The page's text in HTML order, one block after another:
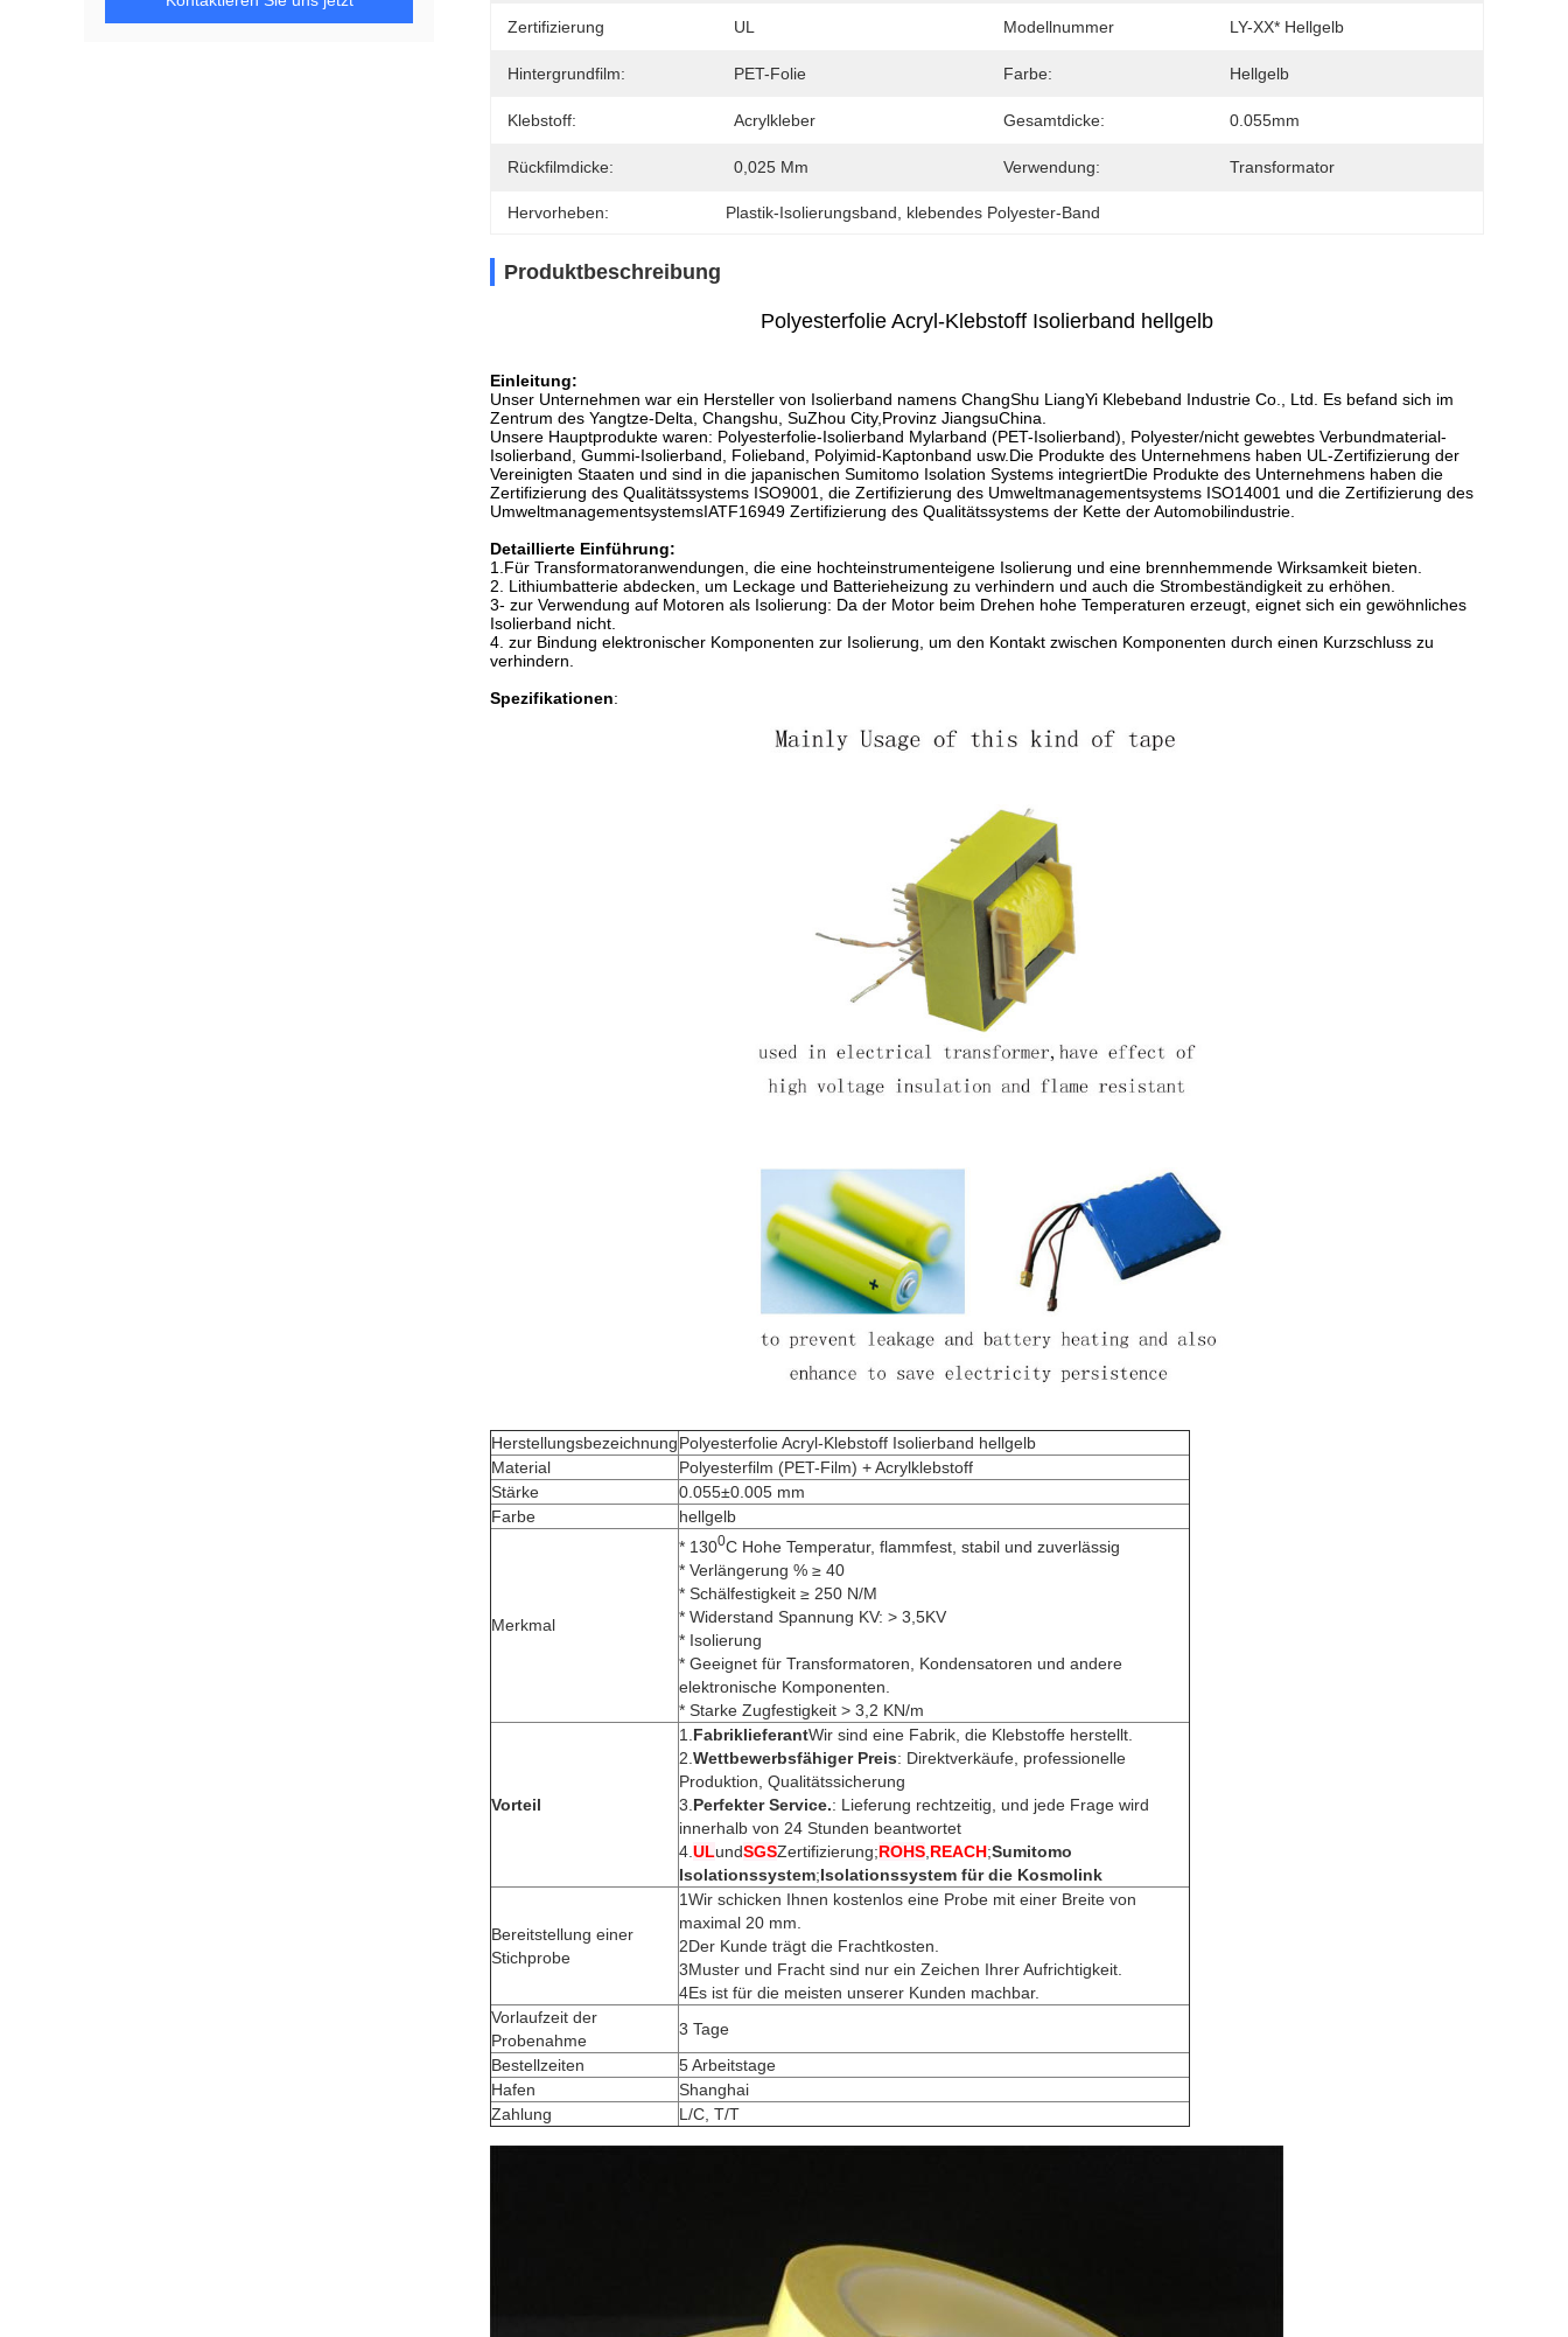
Zertifizierung UL Modellnummer LY-XX* Hellgelb
Hintergrundfilm: PET-Folie Farbe: Hellgelb
Klebstoff: Acrylkleber Gesamtdicke: 0.055mm
Rückfilmdicke: 0,025 Mm Verwendung: Transformator
Hervorheben: Plastik-Isolierungsband klebendes Polyester-Band
Produktbeschreibung
Polyesterfolie Acryl-Klebstoff Isolierband hellgelb
Einleitung:
Unser Unternehmen war ein Hersteller von Isolierband namens ChangShu LiangYi Klebeband Industrie Co., Ltd. Es befand sich im
Zentrum des Yangtze-Delta, Changshu, SuZhou City,Provinz JiangsuChina.
Unsere Hauptprodukte waren: Polyesterfolie-Isolierband Mylarband (PET-Isolierband), Polyester/nicht gewebtes Verbundmaterial-
Isolierband, Gummi-Isolierband, Folieband, Polyimid-Kaptonband usw.Die Produkte des Unternehmens haben UL-Zertifizierung der
Vereinigten Staaten und sind in die japanischen Sumitomo Isolation Systems integriertDie Produkte des Unternehmens haben die
Zertifizierung des Qualitätssystems ISO9001, die Zertifizierung des Umweltmanagementsystems ISO14001 und die Zertifizierung des
UmweltmanagementsystemsIATF16949 Zertifizierung des Qualitätssystems der Kette der Automobilindustrie.
Detaillierte Einführung:
1. Für Transformatoranwendungen, die eine hochteinstrumenteigene Isolierung und eine brennhemmende Wirksamkeit bieten.
2. Lithiumbatterie abdecken, um Leckage und Batterieheizung zu verhindern und auch die Strombeständigkeit zu erhöhen.
3- zur Verwendung auf Motoren als Isolierung: Da der Motor beim Drehen hohe Temperaturen erzeugt, eignet sich ein gewöhnliches
Isolierband nicht.
4. zur Bindung elektronischer Komponenten zur Isolierung, um den Kontakt zwischen Komponenten durch einen Kurzschluss zu
verhindern.
Spezifikationen:
HerstellungsbezeichnungPolyesterfolie Acryl-Klebstoff Isolierband hellgelb
Material
Polyesterfilm (PET-Film) + Acrylklebstoff
Stärke
0.055±0.005 mm
Farbe
hellgelb
Merkmal
* 1300C Hohe Temperatur, flammfest, stabil und zuverlässig
* Verlängerung % ≥ 40
* Schälfestigkeit ≥ 250 N/M
* Widerstand Spannung KV: > 3,5KV
* Isolierung
* Geeignet für Transformatoren, Kondensatoren und andere
elektronische Komponenten.
* Starke Zugfestigkeit > 3,2 KN/m
Vorteil
1. FabriklieferantWir sind eine Fabrik, die Klebstoffe herstellt.
2. Wettbewerbsfähiger Preis: Direktverkäufe, professionelle
Produktion, Qualitätssicherung
3. Perfekter Service.: Lieferung rechtzeitig, und jede Frage wird
innerhalb von 24 Stunden beantwortet
4. ULundSGSZertifizierung;ROHS REACH;Sumitomo
Isolationssystem;Isolationssystem für die Kosmolink
Bereitstellung einer
Stichprobe
1Wir schicken Ihnen kostenlos eine Probe mit einer Breite von
maximal 20 mm.
2Der Kunde trägt die Frachtkosten.
3Muster und Fracht sind nur ein Zeichen Ihrer Aufrichtigkeit.
4Es ist für die meisten unserer Kunden machbar.
Vorlaufzeit der
Probenahme
3 Tage
Bestellzeiten
5 Arbeitstage
Hafen
Shanghai
Zahlung
L/C, T/T